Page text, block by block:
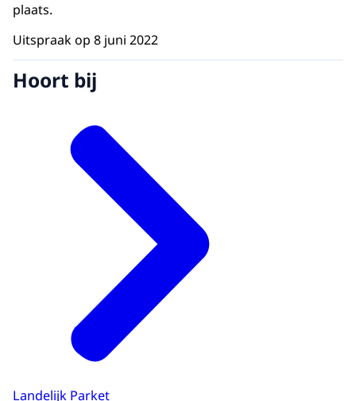
plaats.
Uitspraak op 8 juni 2022
Hoort bij
Landelijk Parket